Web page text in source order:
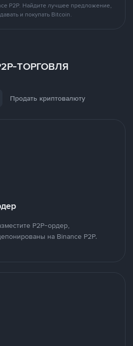
P2P. Найдите лучшее предложение,
и покупать Bitcoin.
ТОРГОВЛЯ
Продать криптовалюту
P2P-ордер,
на Binance P2P.